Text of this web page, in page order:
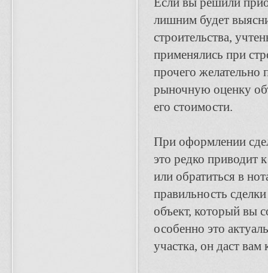
лишним будет
строительства,
применялись при
прочего желательно
рыночную оценку
его стоимости.
При оформлении
это редко приводит
или обратиться в
правильность
объект, который вы
особенно это
участка, он даст